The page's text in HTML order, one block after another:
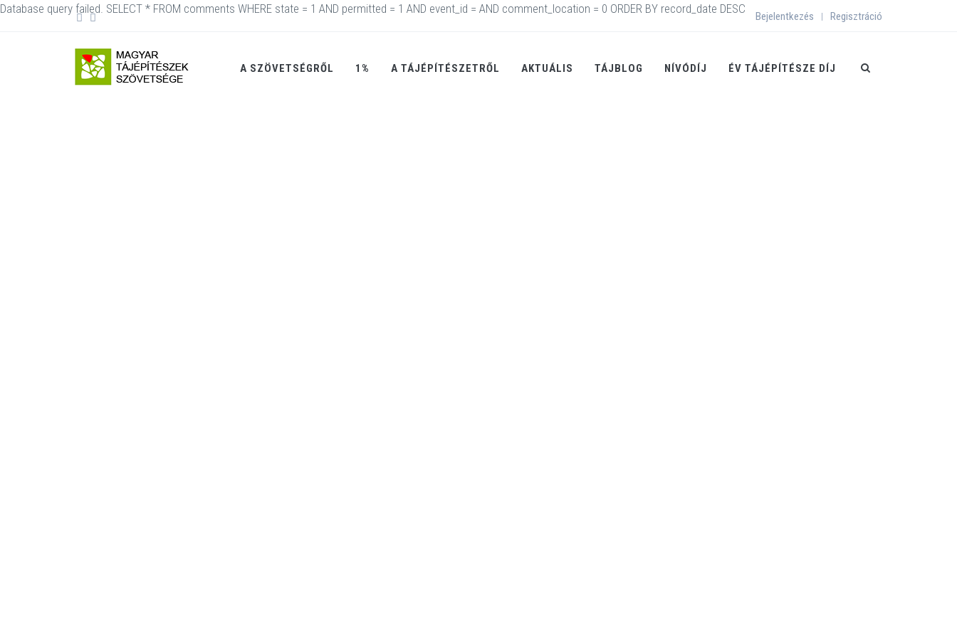
Bejelentkezés | Regisztráció
A SZÖVETSÉGRŐL 1% A TÁJÉPÍTÉSZETRŐL AKTUÁLIS TÁJBLOG NÍVÓDÍJ ÉV TÁJÉPÍTÉSZE DÍJ
Database query failed. SELECT * FROM comments WHERE state = 1 AND permitted = 1 AND event_id = AND comment_location = 0 ORDER BY record_date DESC